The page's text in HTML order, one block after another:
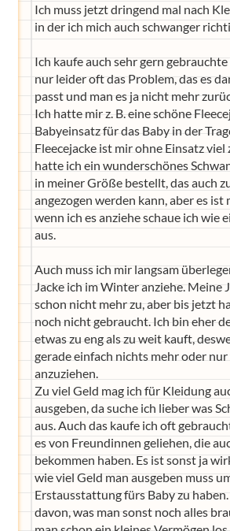
Ich muss jetzt dringend mal nach
in der ich mich auch schwanger
Ich kaufe auch sehr gern
nur leider oft das Problem, das es
passt und man es ja nicht mehr
Ich hatte mir z. B. eine schöne
Babyeinsatz für das Baby in der
Fleecejacke ist mir ohne Einsatz viel
hatte ich ein wunderschönes
in meiner Größe bestellt, das auch
angezogen werden kann, aber es ist
wenn ich es anziehe schaue ich wie
aus.
Auch muss ich mir langsam
Jacke ich im Winter anziehe. Meine
schon nicht mehr zu, aber bis jetzt
noch nicht gebraucht. Ich bin eher
etwas zu eng als zu weit kauft,
gerade einfach nichts mehr oder
anzuziehen.
Zu viel Geld mag ich für Kleidung
ausgeben, da suche ich lieber was
aus. Auch das kaufe ich oft
es von Freundinnen geliehen, die
bekommen haben. Es ist sonst ja
wie viel Geld man ausgeben muss
Erstausstattung fürs Baby zu
davon, was man sonst noch alles